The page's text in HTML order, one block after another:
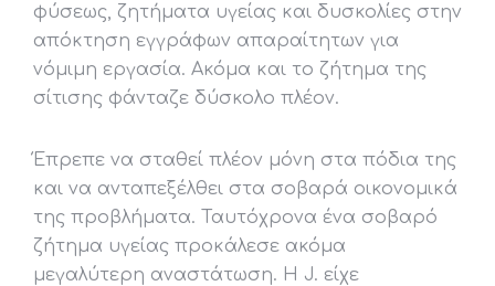
φύσεως, ζητήματα υγείας και δυσκολίες στην
απόκτηση εγγράφων απαραίτητων για
νόμιμη εργασία. Ακόμα και το ζήτημα της
σίτισης φάνταζε δύσκολο πλέον.
Έπρεπε να σταθεί πλέον μόνη στα πόδια της
και να ανταπεξέλθει στα σοβαρά οικονομικά
της προβλήματα. Ταυτόχρονα ένα σοβαρό
ζήτημα υγείας προκάλεσε ακόμα
μεγαλύτερη αναστάτωση. Η J. είχε